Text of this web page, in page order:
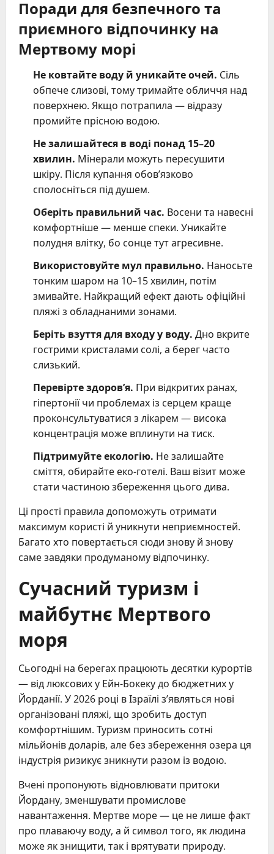
Поради для безпечного та
приємного відпочинку на
Мертвому морі
Не ковтайте воду й уникайте очей. Сіль
обпече слизові, тому тримайте обличчя над
поверхнею. Якщо потрапила — відразу
промийте прісною водою.
Не залишайтеся в воді понад 15–20
хвилин. Мінерали можуть пересушити
шкіру. Після купання обов’язково
сполосніться під душем.
Оберіть правильний час. Восени та навесні
комфортніше — менше спеки. Уникайте
полудня влітку, бо сонце тут агресивне.
Використовуйте мул правильно. Наносьте
тонким шаром на 10–15 хвилин, потім
змивайте. Найкращий ефект дають офіційні
пляжі з обладнаними зонами.
Беріть взуття для входу у воду. Дно вкрите
гострими кристалами солі, а берег часто
слизький.
Перевірте здоров’я. При відкритих ранах,
гіпертонії чи проблемах із серцем краще
проконсультуватися з лікарем — висока
концентрація може вплинути на тиск.
Підтримуйте екологію. Не залишайте
сміття, обирайте еко-готелі. Ваш візит може
стати частиною збереження цього дива.
Ці прості правила допоможуть отримати
максимум користі й уникнути неприємностей.
Багато хто повертається сюди знову й знову
саме завдяки продуманому відпочинку.
Сучасний туризм і
майбутнє Мертвого
моря
Сьогодні на берегах працюють десятки курортів
— від люксових у Ейн-Бокеку до бюджетних у
Йорданії. У 2026 році в Ізраїлі з’являться нові
організовані пляжі, що зробить доступ
комфортнішим. Туризм приносить сотні
мільйонів доларів, але без збереження озера ця
індустрія ризикує зникнути разом із водою.
Вчені пропонують відновлювати притоки
Йордану, зменшувати промислове
навантаження. Мертве море — це не лише факт
про плаваючу воду, а й символ того, як людина
може як знищити, так і врятувати природу.